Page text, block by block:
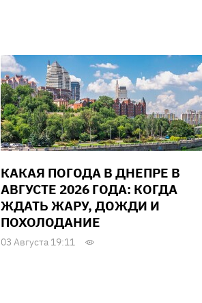
КАКАЯ ПОГОДА В ДНЕПРЕ В
АВГУСТЕ 2026 ГОДА: КОГДА
ЖДАТЬ ЖАРУ, ДОЖДИ И
ПОХОЛОДАНИЕ
03 Августа 19:11